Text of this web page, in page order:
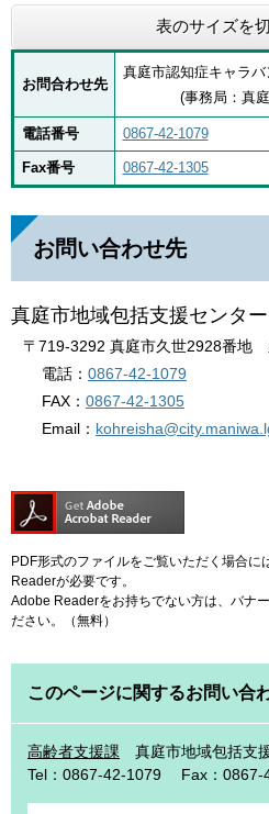
表のサイズを
お問合わせ先
真庭市認知症キャラ
(事務局：真庭市
電話番号 0867-42-1079
Fax番号 0867-42-1305
お問い合わせ先
真庭市地域包括支援センター
〒719-3292 真庭市久世2928番地
電話： 0867-42-1079
FAX： 0867-42-1305
Email：
PDF形式のファイルをご覧いただく場合
Readerが必要です。
Adobe Readerをお持ちでない方は、バナ
ださい。（無料）
このページに関するお問い合
高齢者支援課
真庭市地域包括支
Tel：0867-42-1079
Fax：0867-